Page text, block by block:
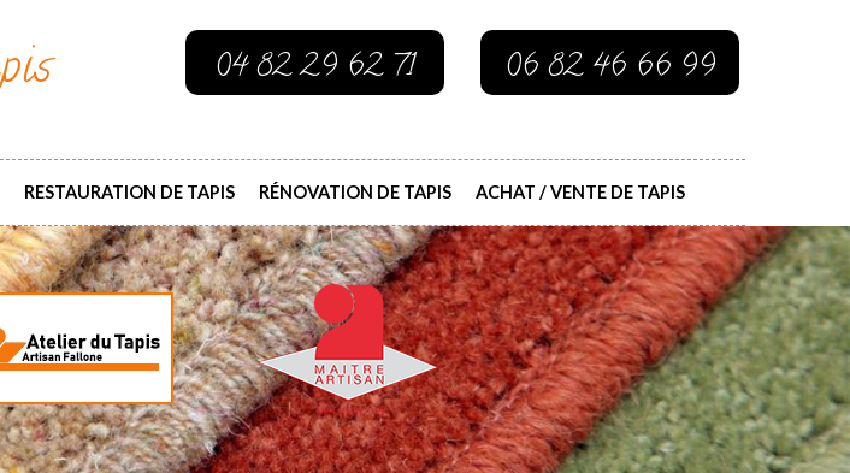
04 82 29 62 71 06 82 46 66 99
RESTAURATION DE TAPIS RÉNOVATION DE TAPIS ACHAT / VENTE DE TAPIS